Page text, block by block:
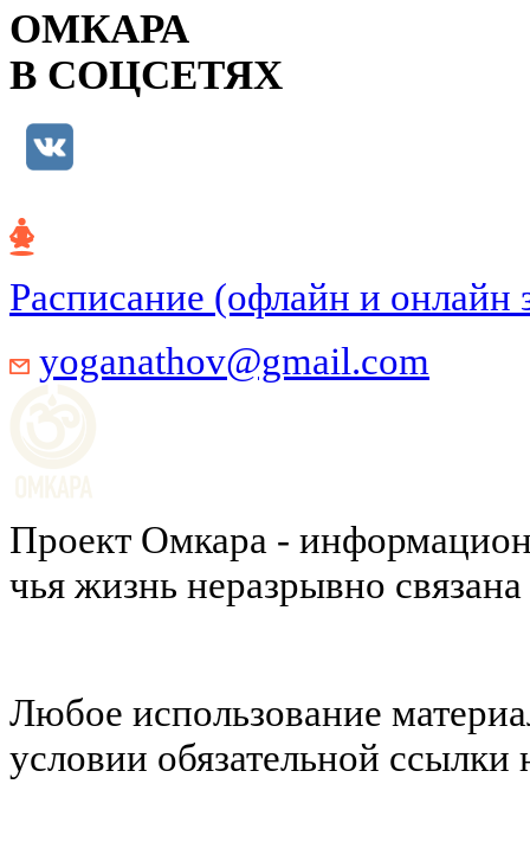
ОМКАРА
В СОЦСЕТЯХ
Расписание (офлайн и онлайн
yoganathov@gmail.com
Проект Омкара -
чья жизнь неразрывно
Любое использование
условии обязательной ссылки